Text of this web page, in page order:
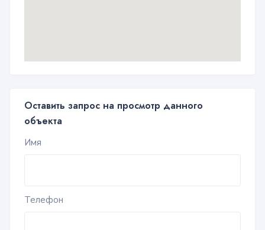
Оставить запрос на просмотр данного
объекта
Имя
Телефон